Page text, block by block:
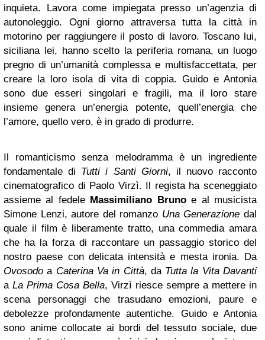
inquieta. Lavora come impiegata presso un’agenzia di
autonoleggio. Ogni giorno attraversa tutta la città in
motorino per raggiungere il posto di lavoro. Toscano lui,
siciliana lei, hanno scelto la periferia romana, un luogo
pregno di un’umanità complessa e multisfaccettata, per
creare la loro isola di vita di coppia. Guido e Antonia
sono due esseri singolari e fragili, ma il loro stare
insieme genera un’energia potente, quell’energia che
l’amore, quello vero, è in grado di produrre.
Il romanticismo senza melodramma è un ingrediente
fondamentale di Tutti i Santi Giorni, il nuovo racconto
cinematografico di Paolo Virzì. Il regista ha sceneggiato
assieme al fedele Massimiliano Brunoe al musicista
Simone Lenzi, autore del romanzo Una Generazione dal
quale il film è liberamente tratto, una commedia amara
che ha la forza di raccontare un passaggio storico del
nostro paese con delicata intensità e mesta ironia. Da
Ovosodo a Caterina Va in Città, da Tutta la Vita Davanti
a La Prima Cosa Bella, Virzì riesce sempre a mettere in
scena personaggi che trasudano emozioni, paure e
debolezze profondamente autentiche. Guido e Antonia
sono anime collocate ai bordi del tessuto sociale, due